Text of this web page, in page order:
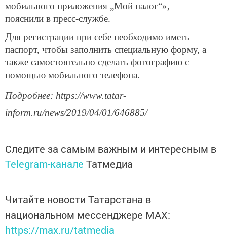
мобильного приложения „Мой налог“», —
пояснили в пресс-службе.
Для регистрации при себе необходимо иметь
паспорт, чтобы заполнить специальную форму, а
также самостоятельно сделать фотографию с
помощью мобильного телефона.
Подробнее: https://www.tatar-
inform.ru/news/2019/04/01/646885/
Следите за самым важным и интересным в
Telegram-канале Татмедиа
Читайте новости Татарстана в
национальном мессенджере MАХ:
https://max.ru/tatmedia